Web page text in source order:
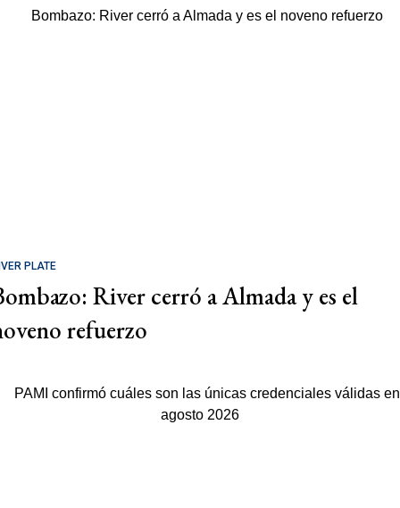
PLATE
River cerró a Almada y es el
refuerzo